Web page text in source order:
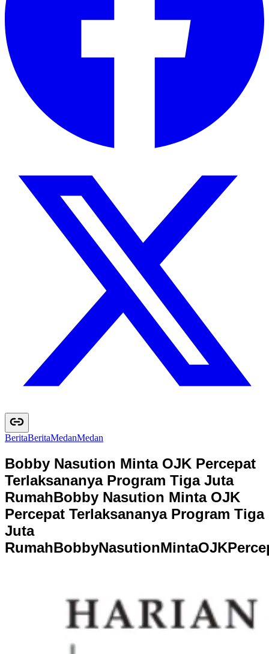
BeritaBeritaMedanMedan
Bobby Nasution Minta OJK Percepat
Terlaksananya Program Tiga Juta
RumahBobby Nasution Minta OJK
Percepat Terlaksananya Program Tiga
Juta
RumahBobbyNasutionMintaOJKPerce